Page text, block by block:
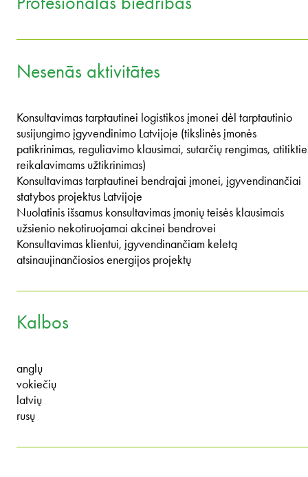
Nesenās aktivitātes
Konsultavimas tarptautinei logistikos įmonei dėl tarptautinio
susijungimo įgyvendinimo Latvijoje (tikslinės įmonės
patikrinimas, reguliavimo klausimai, sutarčių rengimas,
reikalavimams užtikrinimas)
Konsultavimas tarptautinei bendrajai įmonei, įgyvendinančiai
statybos projektus Latvijoje
Nuolatinis išsamus konsultavimas įmonių teisės klausimais
užsienio nekotiruojamai akcinei bendrovei
Konsultavimas klientui, įgyvendinančiam keletą
atsinaujinančiosios energijos projektų
Kalbos
anglų
vokiečių
latvių
rusų